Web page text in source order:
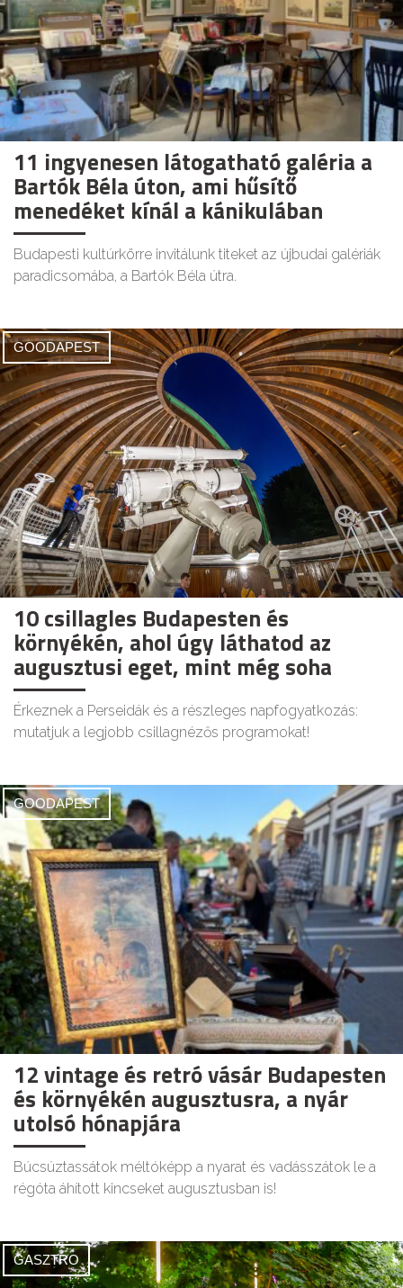
11 ingyenesen látogatható galéria a
Bartók Béla úton, ami hűsítő
menedéket kínál a kánikulában
Budapesti kultúrkörre invitálunk titeket az újbudai galériák
paradicsomába, a Bartók Béla útra.
GOODAPEST
10 csillagles Budapesten és
környékén, ahol úgy láthatod az
augusztusi eget, mint még soha
Érkeznek a Perseidák és a részleges napfogyatkozás:
mutatjuk a legjobb csillagnézős programokat!
GOODAPEST
12 vintage és retró vásár Budapesten
és környékén augusztusra, a nyár
utolsó hónapjára
Búcsúztassátok méltóképp a nyarat és vadásszátok le a
régóta áhított kincseket augusztusban is!
GASZTRO